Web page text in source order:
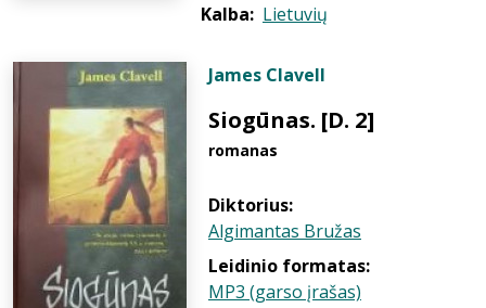
Kalba: Lietuvių
James Clavell
Siogūnas. [D. 2]
romanas
Diktorius:
Algimantas Bružas
Leidinio formatas:
MP3 (garso įrašas)